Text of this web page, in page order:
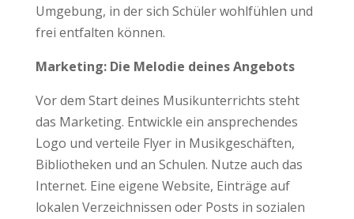
Umgebung, in der sich Schüler wohlfühlen und
frei entfalten können.
Marketing: Die Melodie deines Angebots
Vor dem Start deines Musikunterrichts steht
das Marketing. Entwickle ein ansprechendes
Logo und verteile Flyer in Musikgeschäften,
Bibliotheken und an Schulen. Nutze auch das
Internet. Eine eigene Website, Einträge auf
lokalen Verzeichnissen oder Posts in sozialen